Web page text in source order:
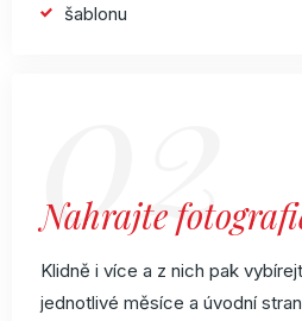
šablonu
02
Nahrajte
Klidně i více a z nich pak
jednotlivé měsíce a úvodní